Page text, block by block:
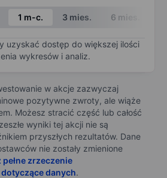
1 m-c. 3 mies. 6 mies.
uzyskać dostęp do większej ilości
wykresów i analiz.
w akcje zazwyczaj
pozytywne zwroty, ale wiąże
Możesz stracić część lub całość
wyniki tej akcji nie są
przyszłych rezultatów. Dane
nie zostały zmienione
pełne zrzeczenie
danych.